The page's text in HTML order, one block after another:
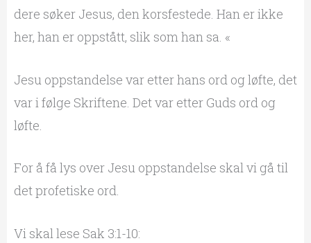
dere søker Jesus, den korsfestede. Han er ikke
her, han er oppstått, slik som han sa. «
Jesu oppstandelse var etter hans ord og løfte, det
var i følge Skriftene. Det var etter Guds ord og
løfte.
For å få lys over Jesu oppstandelse skal vi gå til
det profetiske ord.
Vi skal lese Sak 3:1-10: